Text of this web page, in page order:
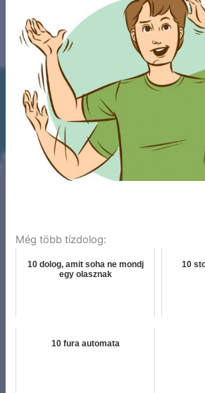
Még több tízdolog:
10 dolog, amit soha ne mondj
egy olasznak
10
10 fura automata